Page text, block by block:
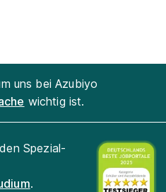
uns bei Azubiyo
wichtig ist.
Spezial-
.